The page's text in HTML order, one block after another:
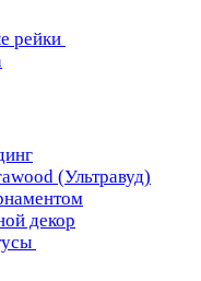
рейки
(Ультравуд)
декор